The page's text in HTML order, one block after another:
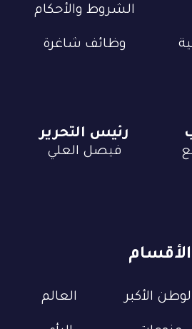
الشروط والأحكام
وظائف شاغرة
الأقسام
الأكبر العالم
رئيس التحرير
فيصل العلي